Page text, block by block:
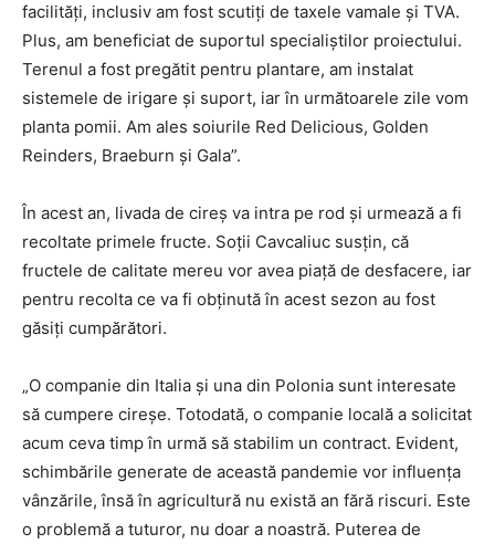
facilități, inclusiv am fost scutiți de taxele vamale și TVA.
Plus, am beneficiat de suportul specialiștilor proiectului.
Terenul a fost pregătit pentru plantare, am instalat
sistemele de irigare și suport, iar în următoarele zile vom
planta pomii. Am ales soiurile Red Delicious, Golden
Reinders, Braeburn și Gala”.
În acest an, livada de cireș va intra pe rod și urmează a fi
recoltate primele fructe. Soții Cavcaliuc susțin, că
fructele de calitate mereu vor avea piață de desfacere, iar
pentru recolta ce va fi obținută în acest sezon au fost
găsiți cumpărători.
„O companie din Italia și una din Polonia sunt interesate
să cumpere cireșe. Totodată, o companie locală a solicitat
acum ceva timp în urmă să stabilim un contract. Evident,
schimbările generate de această pandemie vor influența
vânzările, însă în agricultură nu există an fără riscuri. Este
o problemă a tuturor, nu doar a noastră. Puterea de